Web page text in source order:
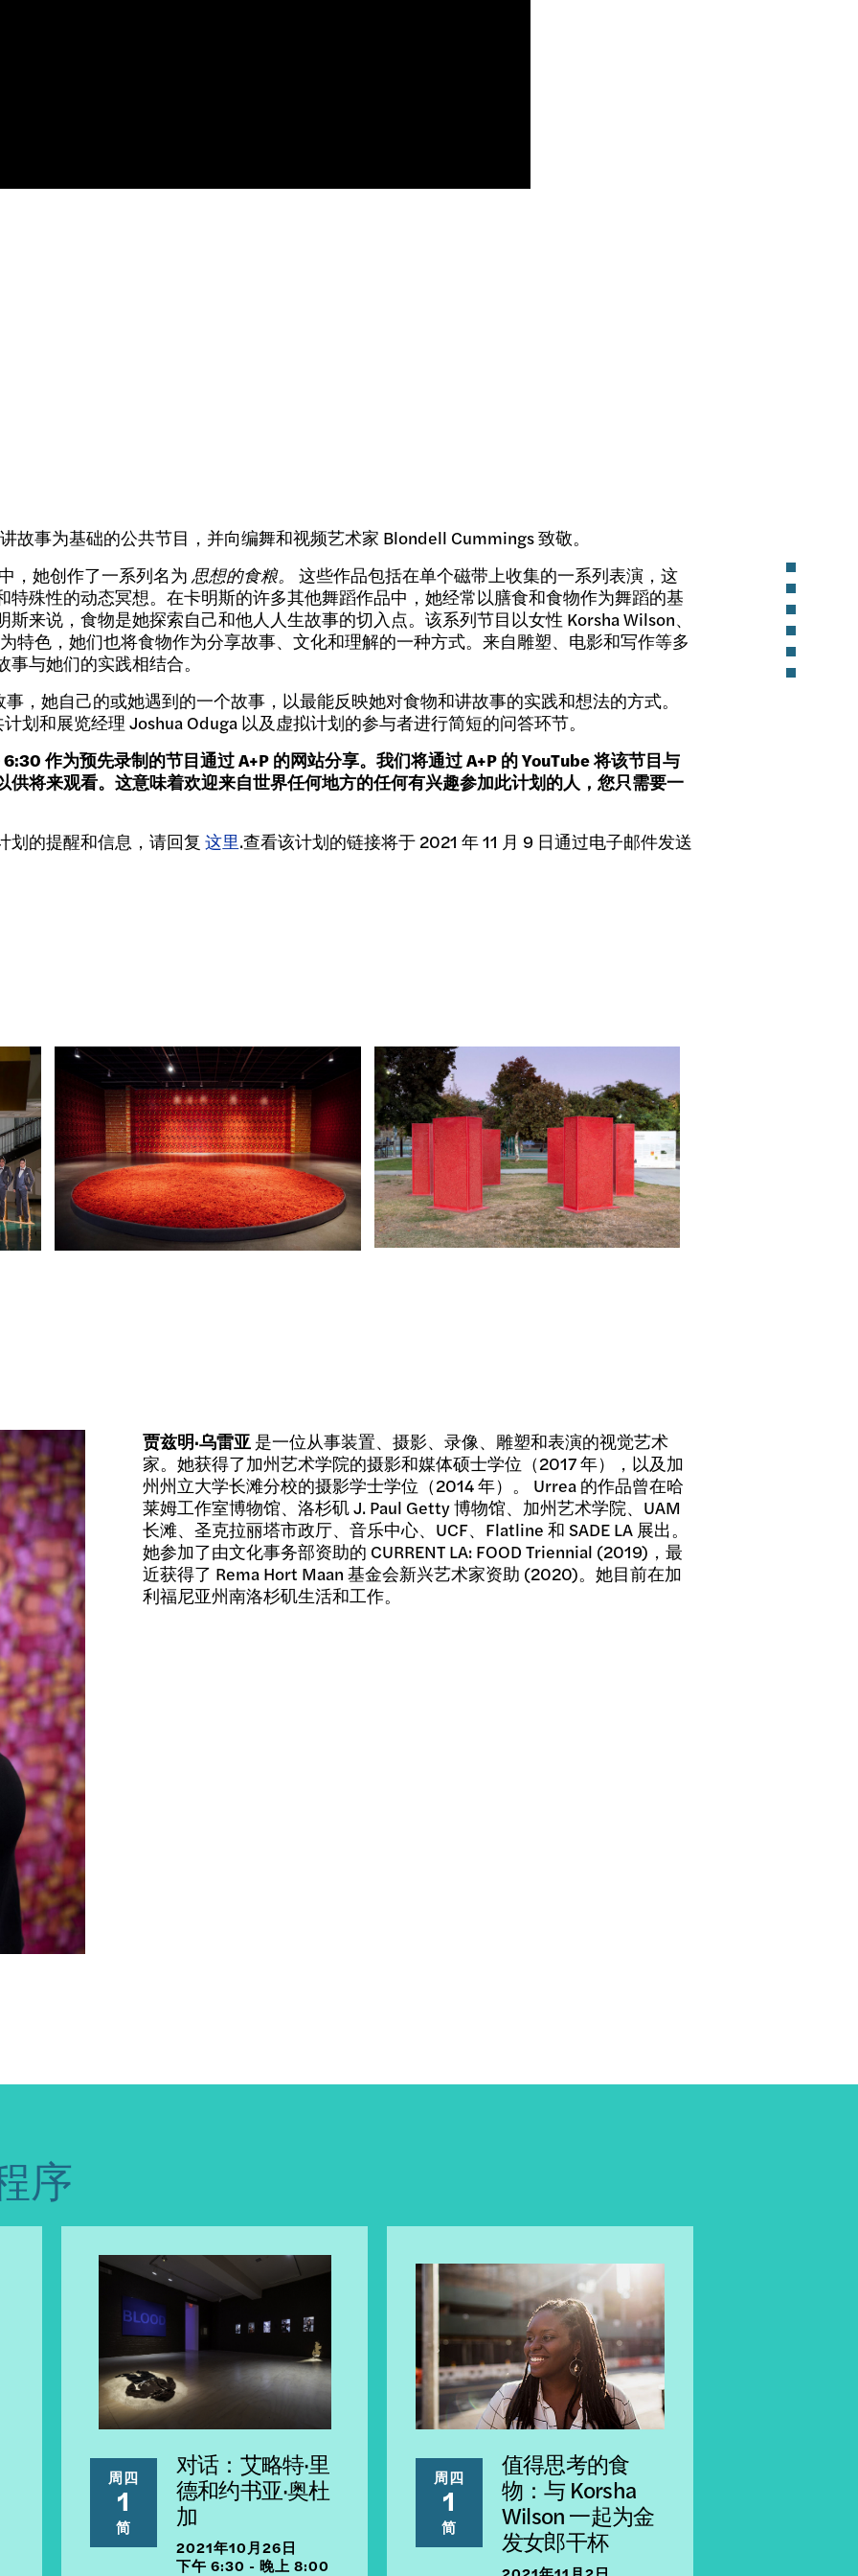
故事为基础的公共节目，并向编舞和视频艺术家 Blondell Cummings 致敬。
，她创作了一系列名为 思想的食粮。 这些作品包括在单个磁带上收集的一系列表演，这
特殊性的动态冥想。在卡明斯的许多其他舞蹈作品中，她经常以膳食和食物作为舞蹈的基
来说，食物是她探索自己和他人人生故事的切入点。该系列节目以女性 Korsha Wilson、
特色，她们也将食物作为分享故事、文化和理解的一种方式。来自雕塑、电影和写作等多
与她们的实践相结合。
，她自己的或她遇到的一个故事，以最能反映她对食物和讲故事的实践和想法的方式。
划和展览经理 Joshua Oduga 以及虚拟计划的参与者进行简短的问答环节。
作为预先录制的节目通过 A+P 的网站分享。我们将通过 A+P 的 YouTube 将该节目与
供将来观看。这意味着欢迎来自世界任何地方的任何有兴趣参加此计划的人，您只需要一
划的提醒和信息，请回复 这里.查看该计划的链接将于 2021 年 11 月 9 日通过电子邮件发送
贾兹明·乌雷亚 是一位从事装置、摄影、录像、雕塑和表演的视觉艺术
家。她获得了加州艺术学院的摄影和媒体硕士学位（2017 年），以及加
州州立大学长滩分校的摄影学士学位（2014 年）。 Urrea 的作品曾在哈
莱姆工作室博物馆、洛杉矶 J. Paul Getty 博物馆、加州艺术学院、UAM
长滩、圣克拉丽塔市政厅、音乐中心、UCF、Flatline 和 SADE LA 展出。
她参加了由文化事务部资助的 CURRENT LA: FOOD Triennial (2019)，最
近获得了 Rema Hort Maan 基金会新兴艺术家资助 (2020)。她目前在加
利福尼亚州南洛杉矶生活和工作。
序
周四
1
简
对话：艾略特·里
德和约书亚·奥杜
加
2021年10月26日
下午 6:30 - 晚上 8:00
周四
1
简
值得思考的食
物：与 Korsha
Wilson 一起为金
发女郎干杯